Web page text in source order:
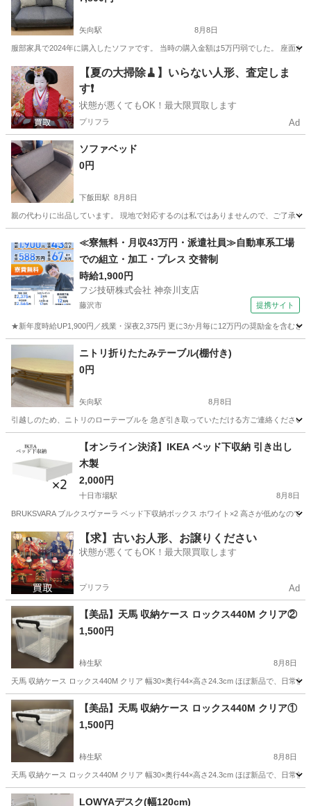
矢向駅 8月8日
服部家具で2024年に購入したソファです。 当時の購入金額は5万円弱でした。 座面
神奈川 矢向駅 ソファ
【夏の大掃除🧹】いらない人形、査定しま
す❗️
状態が悪くてもOK！最大限買取します
プリフラ Ad
ソファベッド
0円
下飯田駅 8月8日
親の代わりに出品しています。 現地で対応するのは私ではありませんので、ご了承
下飯田駅 家具
≪寮無料・月収43万円・派遣社員≫自動車系工場
での組立・加工・プレス 交替制
時給1,900円
フジ技研株式会社 神奈川支店
藤沢市 提携サイト
★新年度時給UP1,900円／残業・深夜2,375円 更に3か月毎に12万円の奨励金を含む
神奈川 藤沢市 その他
ニトリ折りたたみテーブル(棚付き)
0円
矢向駅 8月8日
引越しのため、ニトリのローテーブルを 急ぎ引き取っていただける方ご連絡ください
矢向駅 テーブル
【オンライン決済】IKEA ベッド下収納 引き出し
木製
2,000円
十日市場駅 8月8日
BRUKSVARA ブルクスヴァーラ ベッド下収納ボックス ホワイト×2 高さが低めなの
神奈川 横浜市 十日市場駅 収納家具
【求】古いお人形、お譲りください
状態が悪くてもOK！最大限買取します
プリフラ Ad
【美品】天馬 収納ケース ロックス440M クリア②
1,500円
柿生駅 8月8日
天馬 収納ケース ロックス440M クリア 幅30×奥行44×高さ24.3cm ほぼ新品で、日常
神奈川 川崎市 柿生駅 収納家具
【美品】天馬 収納ケース ロックス440M クリア①
1,500円
柿生駅 8月8日
天馬 収納ケース ロックス440M クリア 幅30×奥行44×高さ24.3cm ほぼ新品で、日常
神奈川 川崎市 収納家具
LOWYAデスク(幅120cm)